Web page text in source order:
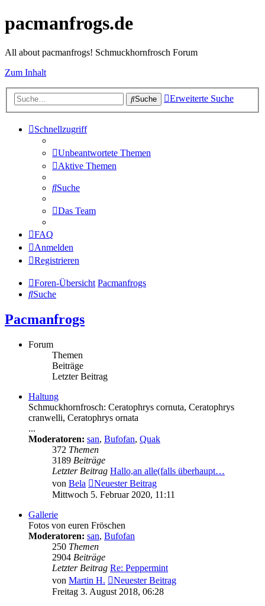
pacmanfrogs.de
All about pacmanfrogs! Schmuckhornfrosch Forum
Zum Inhalt
Suche Erweiterte Suche
Schnellzugriff
Unbeantwortete Themen
Aktive Themen
Suche
Das Team
FAQ
Anmelden
Registrieren
Foren-Übersicht Pacmanfrogs
Suche
Pacmanfrogs
Forum
Themen
Beiträge
Letzter Beitrag
Haltung
Schmuckhornfrosch: Ceratophrys cornuta, Ceratophrys
cranwelli, Ceratophrys ornata
...
Moderatoren: san, Bufofan, Quak
372 Themen
3189 Beiträge
Letzter Beitrag Hallo,an alle(falls überhaupt…
von Bela
Neuester Beitrag
Mittwoch 5. Februar 2020, 11:11
Gallerie
Fotos von euren Fröschen
Moderatoren: san, Bufofan
250 Themen
2904 Beiträge
Letzter Beitrag Re: Peppermint
von Martin H.
Neuester Beitrag
Freitag 3. August 2018, 06:28